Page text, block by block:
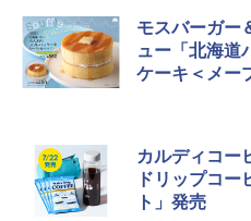
ーフード
らに塩分
￥3,248
5
カップヌ
ょうゆ 高
えめ
4
ジ 石窯
0℃ 1段調
ジ 赤外
お手入れ
￥34,546
モスバーガー
ュー「北海道
ケーキ＜メー
カルディコー
ドリップコー
ト」発売